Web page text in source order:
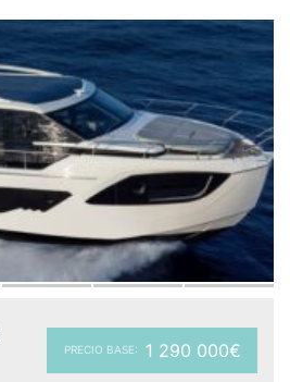
PRECIO BASE: 1 290 000€